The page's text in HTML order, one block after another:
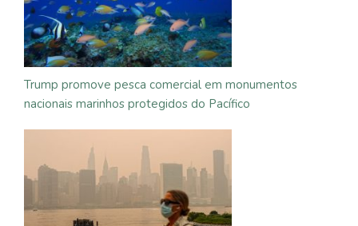
Trump promove pesca comercial em monumentos
nacionais marinhos protegidos do Pacífico